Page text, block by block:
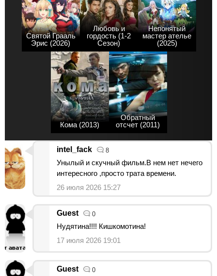
Святой Грааль
Эрис (2026)
Любовь и
гордость (1-2
Сезон)
Непонятый
мастер ателье
(2025)
Кома (2013)
Обратный
отсчет (2011)
intel_fack 8
Унылый и скучный фильм.В нем нет нечего
интересного ,просто трата времени.
26 июля 2026 15:27
Guest 0
Нудятина!!!! Кишкомотина!
17 июля 2026 19:01
Guest 0